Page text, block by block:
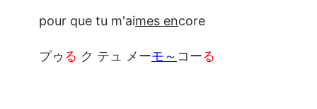
pour que tu m'aimes encore
プゥ る ク テュ メーモ～ コーる